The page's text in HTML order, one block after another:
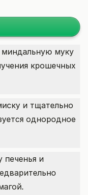
муку
крошечных
и тщательно
однородное
печенья и